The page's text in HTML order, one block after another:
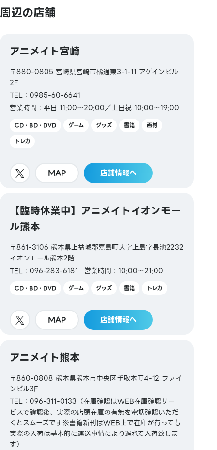
Diners ／銀聯／Discover／TS CUBIC／楽天カード／
au PAY プリペイドカード
QUICPay／楽天Edy
【交通系電子マネー】
ICOCA／SUGOCA／nimoca／はやかけん
JCBギフトカード
【図書券・図書カードNEXT】
周辺の店舗
アニメイト宮崎
〒880-0805 宮崎県宮崎市橘通東3-1-11 アゲインビル
2F
TEL：0985-60-6641
営業時間：平日 11:00～20:00／土日祝 10:00～19:00
CD・BD・DVD ゲーム グッズ 書籍
画材
トレカ
MAP 店舗情報へ
【臨時休業中】アニメイトイオンモー
ル熊本
〒861-3106 熊本県上益城郡嘉島町大字上島字長池2232
イオンモール熊本2階
TEL：096-283-6181
営業時間：10:00～21:00
CD・BD・DVD ゲーム グッズ 書籍 トレカ
MAP 店舗情報へ
アニメイト熊本
〒860-0808 熊本県熊本市中央区手取本町4-12 ファイ
ンビル3F
TEL：096-311-0133（在庫確認はWEB在庫確認サー
ビスで確認後、実際の店頭在庫の有無を電話確認いただ
くとスムーズです※書籍新刊はWEB上で在庫が有っても
実際の入荷は基本的に運送事情により遅れて入荷致しま
す）